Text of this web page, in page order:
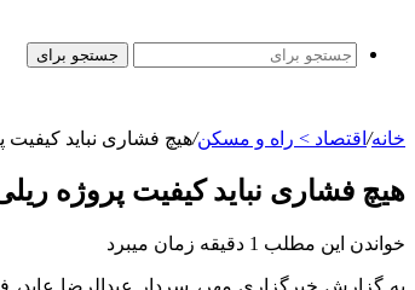
جستجو برای
خانه/ اقتصاد > راه و مسکن/هیچ فشاری نباید کیفیت
هیچ فشاری نباید کیفیت پروژه
خواندن این مطلب 1 دقیقه زمان میبرد
به گزارش خبرگزاری مهر، سردار عبدالرضا عابد،